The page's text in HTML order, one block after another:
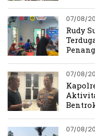
07/08/
Rudy
07/08/
07/08/